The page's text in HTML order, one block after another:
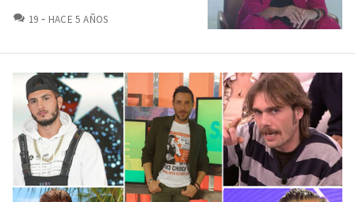
19 COMENTARIOS
HACE 5 AÑOS